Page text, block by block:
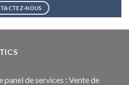
NOUS
de services : Vente de